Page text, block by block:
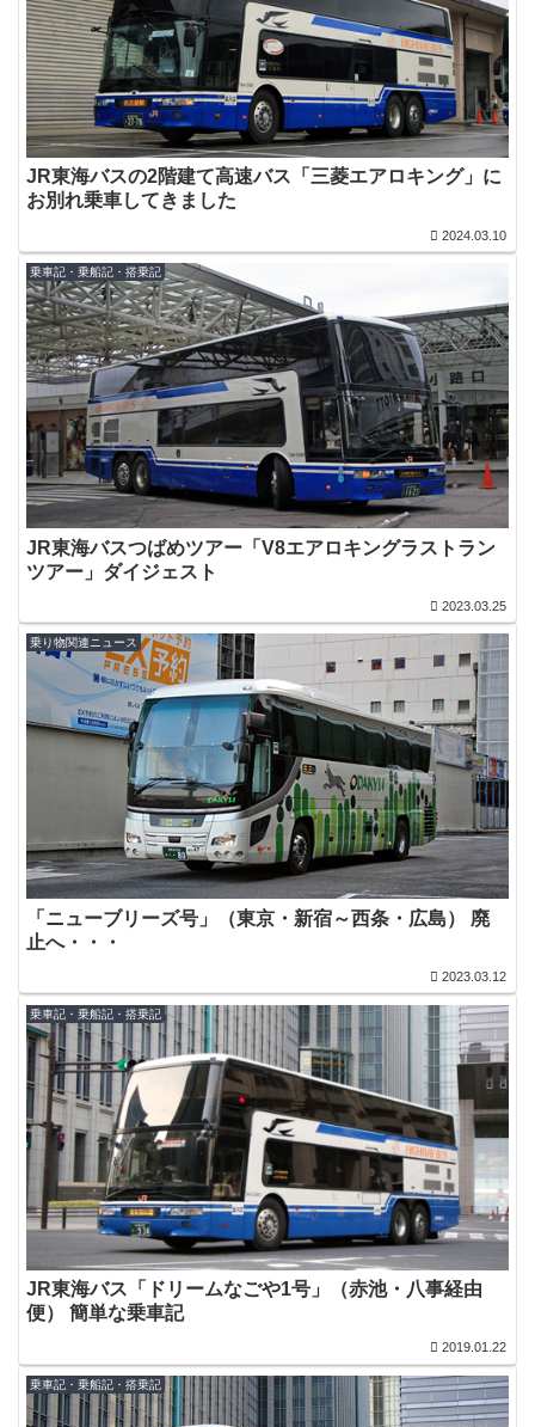
JR東海バスの2階建て高速バス「三菱エアロキング」に
お別れ乗車してきました
2024.03.10
乗車記・乗船記・搭乗記
JR東海バスつばめツアー「V8エアロキングラストラン
ツアー」ダイジェスト
2023.03.25
乗り物関連ニュース
「ニューブリーズ号」（東京・新宿～西条・広島） 廃
止へ・・・
2023.03.12
乗車記・乗船記・搭乗記
JR東海バス「ドリームなごや1号」（赤池・八事経由
便） 簡単な乗車記
2019.01.22
乗車記・乗船記・搭乗記